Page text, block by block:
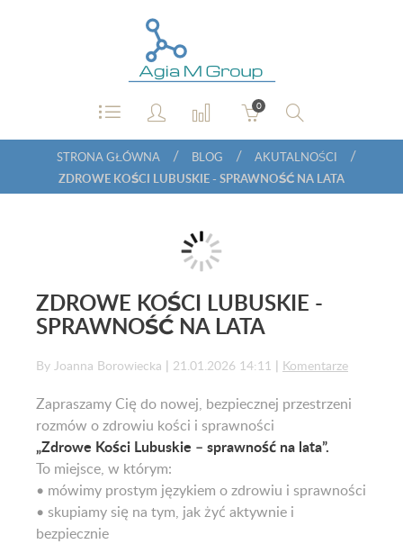
0
STRONA GŁÓWNA / BLOG / AKUTALNOŚCI /
ZDROWE KOŚCI LUBUSKIE - SPRAWNOŚĆ NA LATA
ZDROWE KOŚCI LUBUSKIE -
SPRAWNOŚĆ NA LATA
By Joanna Borowiecka | 21.01.2026 14:11 | Komentarze
Zapraszamy Cię do nowej, bezpiecznej przestrzeni
rozmów o zdrowiu kości i sprawności
„Zdrowe Kości Lubuskie – sprawność na lata”.
To miejsce, w którym:
• mówimy prostym językiem o zdrowiu i sprawności
• skupiamy się na tym, jak żyć aktywnie i
bezpiecznie